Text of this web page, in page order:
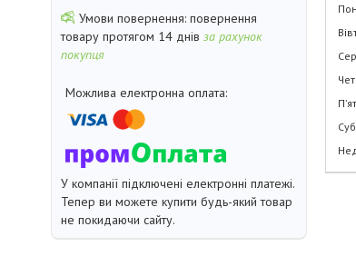
повернення
товару протягом 14 днів за рахунок
покупця
У компанії підключені електронні платежі.
Тепер ви можете купити будь-який товар
не покидаючи сайту.